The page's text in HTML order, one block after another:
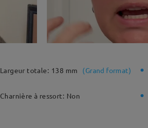
Largeur totale: 138 mm (Grand format)
Charnière à ressort: Non